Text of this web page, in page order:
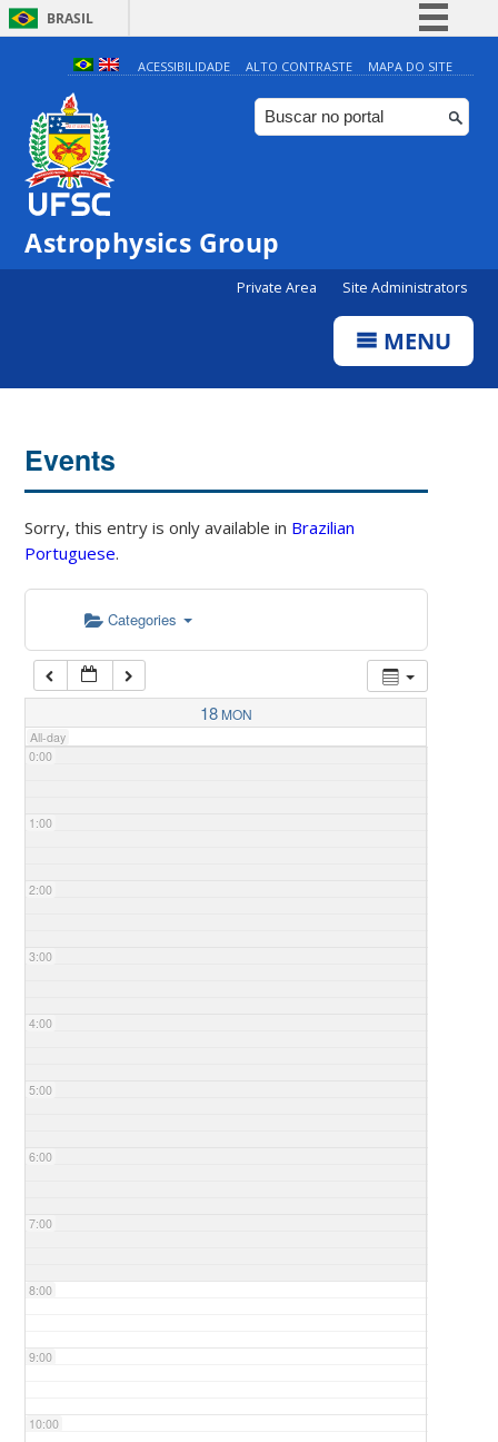
BRASIL
Simplifique!
Comunica BR
Participe
ACESSIBILIDADE ALTO CONTRASTE MAPA DO SITE
Astrophysics Group
Private Area Site Administrators
MENU
Events
Sorry, this entry is only available in Brazilian
Portuguese.
Categories
18 MON
All-day
0:00
1:00
2:00
3:00
4:00
5:00
6:00
7:00
8:00
9:00
10:00